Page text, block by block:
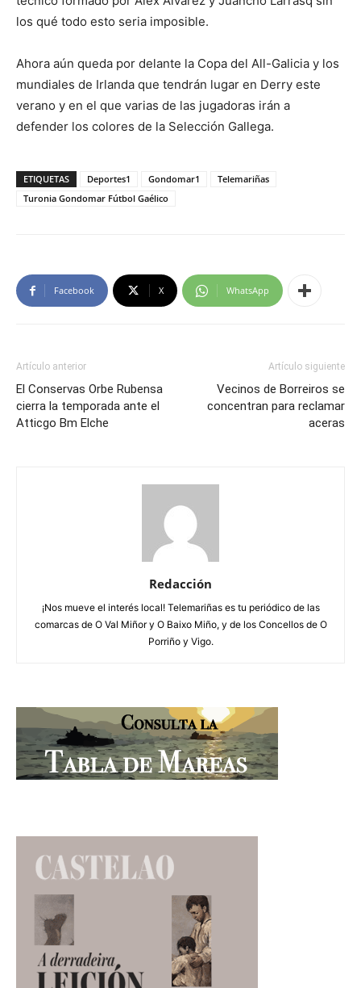
los qué todo esto seria imposible.
Ahora aún queda por delante la Copa del All-Galicia y los
mundiales de Irlanda que tendrán lugar en Derry este
verano y en el que varias de las jugadoras irán a
defender los colores de la Selección Gallega.
ETIQUETAS Deportes1 Gondomar1
Telemariñas
Turonia Gondomar Fútbol Gaélico
Facebook X WhatsApp
Artículo anterior
El Conservas Orbe Rubensa
cierra la temporada ante el
Atticgo Bm Elche
Artículo siguiente
Vecinos de Borreiros se
concentran para reclamar
aceras
Redacción
¡Nos mueve el interés local! Telemariñas es tu periódico de las
comarcas de O Val Miñor y O Baixo Miño, y de los Concellos de O
Porriño y Vigo.